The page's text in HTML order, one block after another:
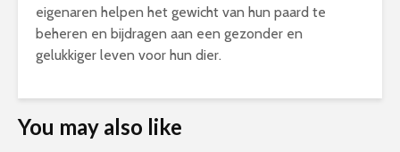
eigenaren helpen het gewicht van hun paard te
beheren en bijdragen aan een gezonder en
gelukkiger leven voor hun dier.
You may also like